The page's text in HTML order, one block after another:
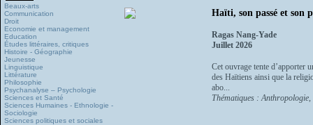
Beaux-arts
Communication
Droit
Economie et management
Education
Études littéraires, critiques
Histoire - Géographie
Jeunesse
Linguistique
Littérature
Philosophie
Psychanalyse – Psychologie
Sciences et Santé
Sciences Humaines - Ethnologie -
Sociologie
Sciences politiques et sociales
Haïti, son passé et son
Ragas Nang-Yade
Juillet 2026
Cet ouvrage tente d’apporter
des Haïtiens ainsi que la
abo...
Thématiques :